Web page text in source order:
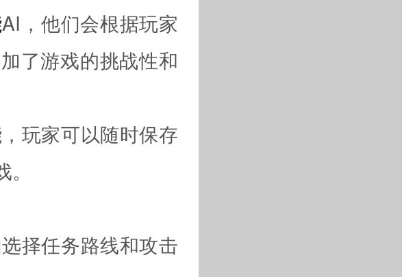
AI，他们会根据玩家
了游戏的挑战性和
玩家可以随时保存
择任务路线和攻击